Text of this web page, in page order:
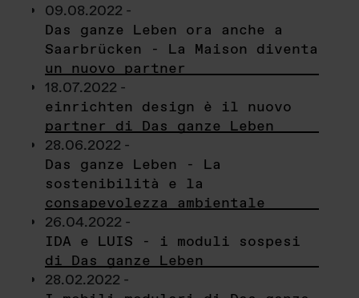
09.08.2022 -
Das ganze Leben ora anche a
Saarbrücken - La Maison diventa
un nuovo partner
18.07.2022 -
einrichten design è il nuovo
partner di Das ganze Leben
28.06.2022 -
Das ganze Leben - La
sostenibilità e la
consapevolezza ambientale
26.04.2022 -
IDA e LUIS - i moduli sospesi
di Das ganze Leben
28.02.2022 -